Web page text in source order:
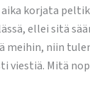
korjata
ellei sitä
meihin, niin
Mitä